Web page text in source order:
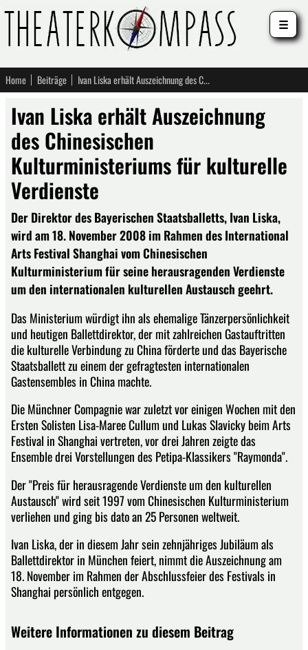
Home Beiträge Ivan Liska erhält Auszeichnung des Chinesischen Kulturministeriums für kulturelle Verdienste
Ivan Liska erhält Auszeichnung
des Chinesischen
Kulturministeriums für kulturelle
Verdienste
Der Direktor des Bayerischen Staatsballetts, Ivan Liska,
wird am 18. November 2008 im Rahmen des International
Arts Festival Shanghai vom Chinesischen
Kulturministerium für seine herausragenden Verdienste
um den internationalen kulturellen Austausch geehrt.
Das Ministerium würdigt ihn als ehemalige Tänzerpersönlichkeit
und heutigen Ballettdirektor, der mit zahlreichen Gastauftritten
die kulturelle Verbindung zu China förderte und das Bayerische
Staatsballett zu einem der gefragtesten internationalen
Gastensembles in China machte.
Die Münchner Compagnie war zuletzt vor einigen Wochen mit den
Ersten Solisten Lisa-Maree Cullum und Lukas Slavicky beim Arts
Festival in Shanghai vertreten, vor drei Jahren zeigte das
Ensemble drei Vorstellungen des Petipa-Klassikers "Raymonda".
Der "Preis für herausragende Verdienste um den kulturellen
Austausch" wird seit 1997 vom Chinesischen Kulturministerium
verliehen und ging bis dato an 25 Personen weltweit.
Ivan Liska, der in diesem Jahr sein zehnjähriges Jubiläum als
Ballettdirektor in München feiert, nimmt die Auszeichnung am
18. November im Rahmen der Abschlussfeier des Festivals in
Shanghai persönlich entgegen.
Weitere Informationen zu diesem Beitrag
☰